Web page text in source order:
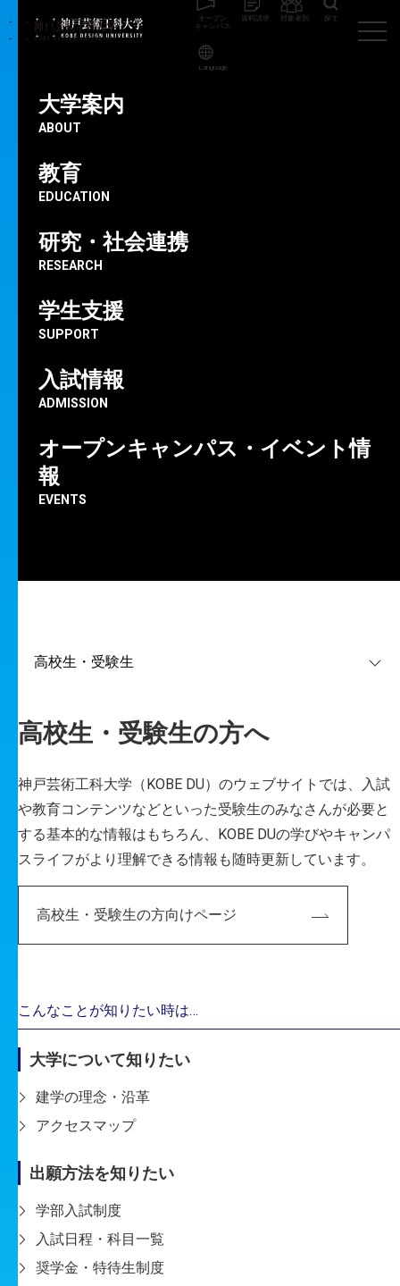
大学案内
ABOUT
教育
EDUCATION
研究・社会連携
RESEARCH
学生支援
SUPPORT
入試情報
ADMISSION
オープンキャンパス・イベント情
報
EVENTS
高校生・受験生の方へ
神戸芸術工科大学（KOBE DU）のウェブサイトでは、入試
や教育コンテンツなどといった受験生のみなさんが必要と
する基本的な情報はもちろん、KOBE DUの学びやキャンパ
スライフがより理解できる情報も随時更新しています。
高校生・受験生の方向けページ
こんなことが知りたい時は…
大学について知りたい
建学の理念・沿革
アクセスマップ
出願方法を知りたい
学部入試制度
入試日程・科目一覧
奨学金・特待生制度
オープン
キャンパス
資料請求 対象者別 探す
Language
KOBE
DESIGN
UNIVERSITY
っ て
何
開学当初から「芸術と工学の融合」を基軸にさまざまな「融
合」と「総合」の教育を展開してきた神戸芸術工科大学。
業後の未来に関する情報を随時更新中！
01 オープンキャンパス2026
06 動画集
07 在学生／卒業生インタビュー
08 公式SNS
KOBE DU
オ ー プ
キ ャ ン